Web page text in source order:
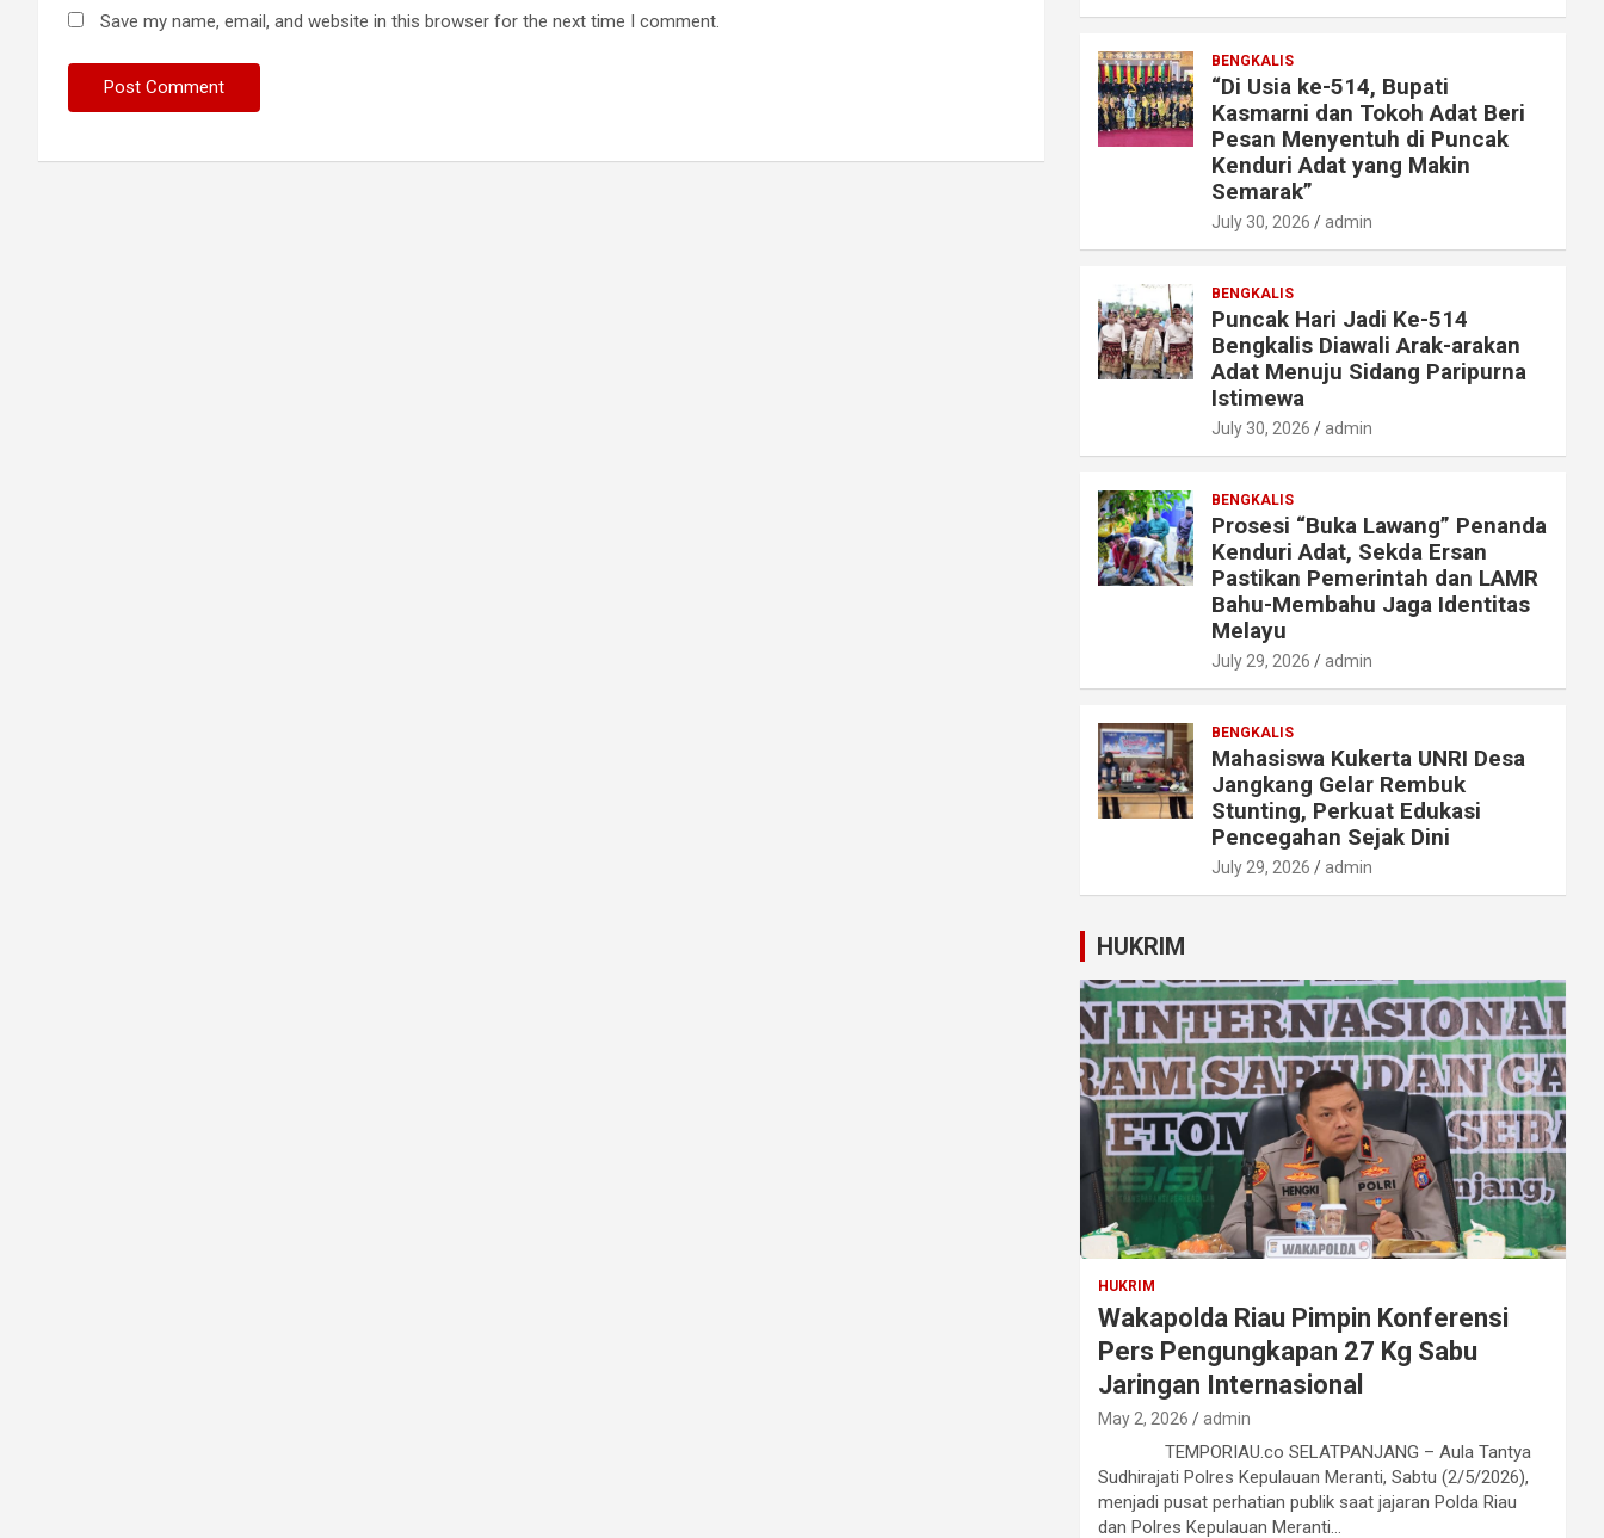
Save my name, email, and website in this browser for the next time I comment.
BENGKALIS
“Di Usia ke-514, Bupati
Kasmarni dan Tokoh Adat Beri
Pesan Menyentuh di Puncak
Kenduri Adat yang Makin
Semarak”
July 30, 2026 admin
BENGKALIS
Puncak Hari Jadi Ke-514
Bengkalis Diawali Arak-arakan
Adat Menuju Sidang Paripurna
Istimewa
July 30, 2026 admin
BENGKALIS
Prosesi “Buka Lawang” Penanda
Kenduri Adat, Sekda Ersan
Pastikan Pemerintah dan LAMR
Bahu-Membahu Jaga Identitas
Melayu
July 29, 2026 admin
BENGKALIS
Mahasiswa Kukerta UNRI Desa
Jangkang Gelar Rembuk
Stunting, Perkuat Edukasi
Pencegahan Sejak Dini
July 29, 2026 admin
HUKRIM
HUKRIM
Wakapolda Riau Pimpin Konferensi
Pers Pengungkapan 27 Kg Sabu
Jaringan Internasional
May 2, 2026 admin
TEMPORIAU.co SELATPANJANG – Aula Tantya
Sudhirajati Polres Kepulauan Meranti, Sabtu (2/5/2026),
menjadi pusat perhatian publik saat jajaran Polda Riau
dan Polres Kepulauan Meranti…